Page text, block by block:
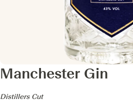
Manchester Gin
-
Distillers Cut